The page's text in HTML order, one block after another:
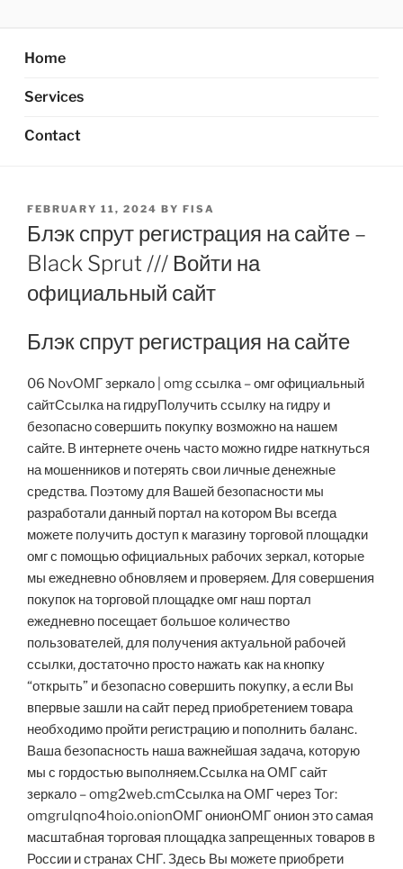
content
Home
Services
Contact
POSTED
ON
FEBRUARY 11, 2024 BY FISA
Блэк спрут регистрация на сайте –
Black Sprut /// Войти на
официальный сайт
Блэк спрут регистрация на сайте
06 NovОМГ зеркало | omg ссылка – омг официальный
сайтСсылка на гидруПолучить ссылку на гидру и
безопасно совершить покупку возможно на нашем
сайте. В интернете очень часто можно гидре наткнуться
на мошенников и потерять свои личные денежные
средства. Поэтому для Вашей безопасности мы
разработали данный портал на котором Вы всегда
можете получить доступ к магазину торговой площадки
омг с помощью официальных рабочих зеркал, которые
мы ежедневно обновляем и проверяем. Для совершения
покупок на торговой площадке омг наш портал
ежедневно посещает большое количество
пользователей, для получения актуальной рабочей
ссылки, достаточно просто нажать как на кнопку
“открыть” и безопасно совершить покупку, а если Вы
впервые зашли на сайт перед приобретением товара
необходимо пройти регистрацию и пополнить баланс.
Ваша безопасность наша важнейшая задача, которую
мы с гордостью выполняем.Ссылка на ОМГ сайт
зеркало – omg2web.cmСсылка на ОМГ через Tor:
omgrulqno4hoio.onionОМГ онионОМГ онион это самая
масштабная торговая площадка запрещенных товаров в
России и странах СНГ. Здесь Вы можете приобрети